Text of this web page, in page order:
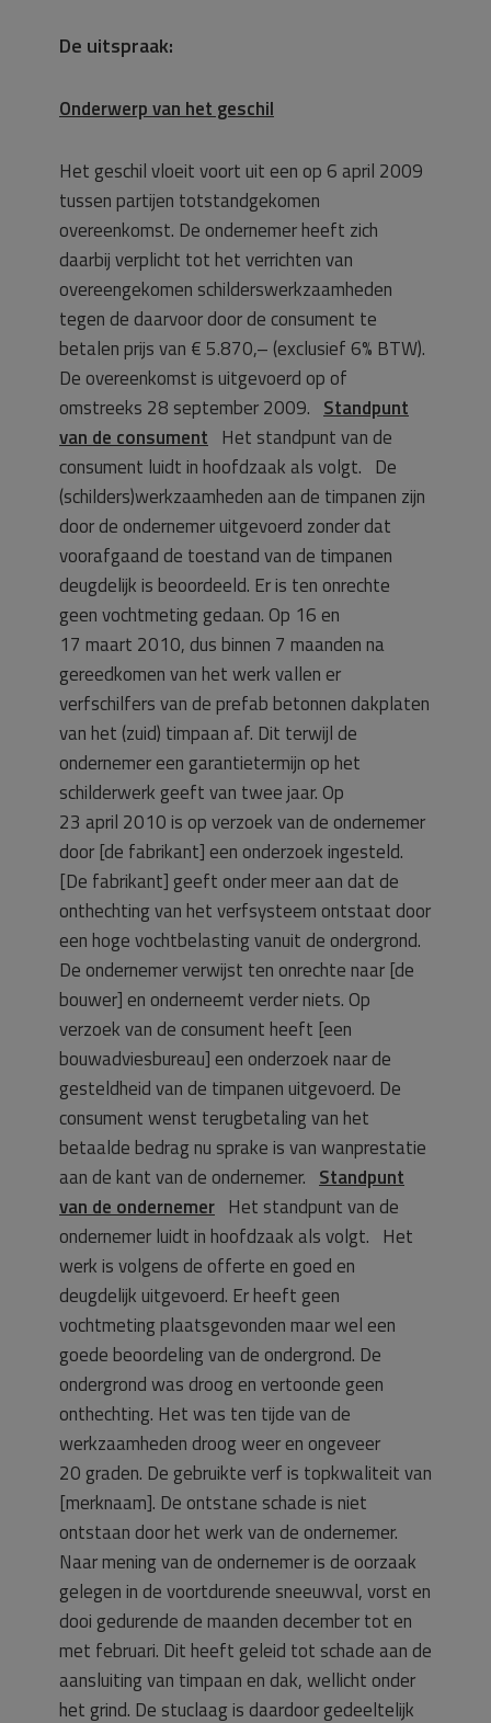
De uitspraak:
Onderwerp van het geschil
Het geschil vloeit voort uit een op 6 april 2009
tussen partijen totstandgekomen
overeenkomst. De ondernemer heeft zich
daarbij verplicht tot het verrichten van
overeengekomen schilderswerkzaamheden
tegen de daarvoor door de consument te
betalen prijs van € 5.870,– (exclusief 6% BTW).
De overeenkomst is uitgevoerd op of
omstreeks 28 september 2009. Standpunt
van de consument Het standpunt van de
consument luidt in hoofdzaak als volgt. De
(schilders)werkzaamheden aan de timpanen zijn
door de ondernemer uitgevoerd zonder dat
voorafgaand de toestand van de timpanen
deugdelijk is beoordeeld. Er is ten onrechte
geen vochtmeting gedaan. Op 16 en
17 maart 2010, dus binnen 7 maanden na
gereedkomen van het werk vallen er
verfschilfers van de prefab betonnen dakplaten
van het (zuid) timpaan af. Dit terwijl de
ondernemer een garantietermijn op het
schilderwerk geeft van twee jaar. Op
23 april 2010 is op verzoek van de ondernemer
door [de fabrikant] een onderzoek ingesteld.
[De fabrikant] geeft onder meer aan dat de
onthechting van het verfsysteem ontstaat door
een hoge vochtbelasting vanuit de ondergrond.
De ondernemer verwijst ten onrechte naar [de
bouwer] en onderneemt verder niets. Op
verzoek van de consument heeft [een
bouwadviesbureau] een onderzoek naar de
gesteldheid van de timpanen uitgevoerd. De
consument wenst terugbetaling van het
betaalde bedrag nu sprake is van wanprestatie
aan de kant van de ondernemer. Standpunt
van de ondernemer Het standpunt van de
ondernemer luidt in hoofdzaak als volgt. Het
werk is volgens de offerte en goed en
deugdelijk uitgevoerd. Er heeft geen
vochtmeting plaatsgevonden maar wel een
goede beoordeling van de ondergrond. De
ondergrond was droog en vertoonde geen
onthechting. Het was ten tijde van de
werkzaamheden droog weer en ongeveer
20 graden. De gebruikte verf is topkwaliteit van
[merknaam]. De ontstane schade is niet
ontstaan door het werk van de ondernemer.
Naar mening van de ondernemer is de oorzaak
gelegen in de voortdurende sneeuwval, vorst en
dooi gedurende de maanden december tot en
met februari. Dit heeft geleid tot schade aan de
aansluiting van timpaan en dak, wellicht onder
het grind. De stuclaag is daardoor gedeeltelijk